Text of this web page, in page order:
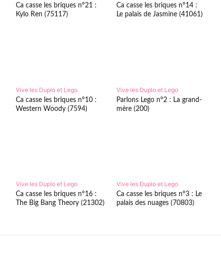
Ca casse les briques n°21 :
Kylo Ren (75117)
Ca casse les briques n°14 :
Le palais de Jasmine (41061)
Vive les Duplo et Lego
Ca casse les briques n°10 :
Western Woody (7594)
Vive les Duplo et Lego
Parlons Lego n°2 : La grand-
mère (200)
Vive les Duplo et Lego
Ca casse les briques n°16 :
The Big Bang Theory (21302)
Vive les Duplo et Lego
Ca casse les briques n°3 : Le
palais des nuages (70803)